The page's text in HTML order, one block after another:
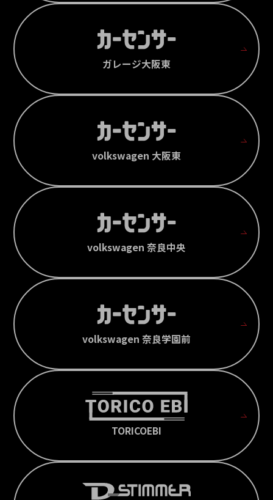
ガレージ大阪東
volkswagen 大阪東
volkswagen 奈良中央
volkswagen 奈良学園前
TORICOEBI